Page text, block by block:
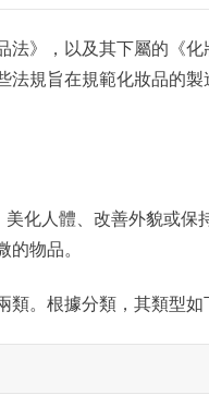
法》，以及其下屬的《
法規旨在規範化妝品的
美化人體、改善外貌或
物品。
。根據分類，其類型如